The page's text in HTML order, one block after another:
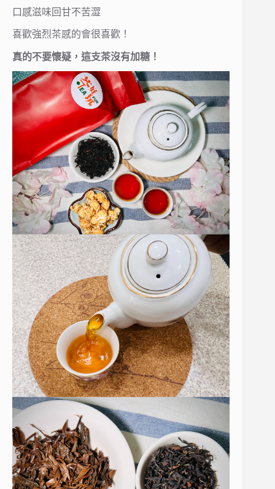
口感滋味回甘不苦澀
喜歡強烈茶感的會很喜歡！
真的不要懷疑，這支茶沒有加糖！